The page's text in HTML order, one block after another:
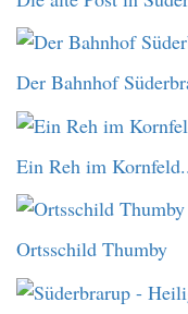
Der Bahnhof
Ein Reh im
Ortsschild Thumby